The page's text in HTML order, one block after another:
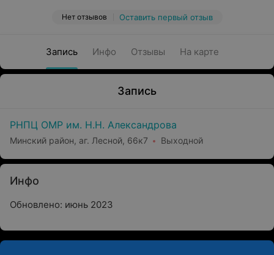
Нет отзывов Оставить первый отзыв
Запись Инфо Отзывы На карте
Запись
РНПЦ ОМР им. Н.Н. Александрова
Минский район, аг. Лесной, 66к7 Выходной
Инфо
Обновлено: июнь 2023